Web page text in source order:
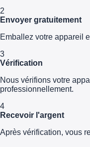
2
Envoyer gratuitement
Emballez votre appareil
3
Vérification
Nous vérifions votre
professionnellement.
4
Recevoir l'argent
Après vérification, vous